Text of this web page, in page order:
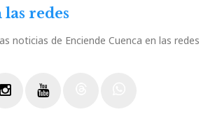
las redes
noticias de Enciende Cuenca en las redes